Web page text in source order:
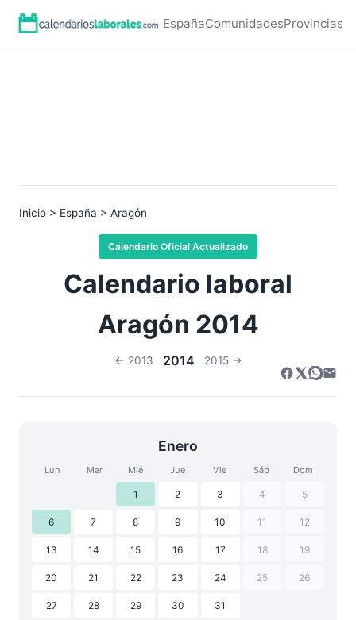
EspañaComunidadesProvincias
Inicio > España > Aragón
Calendario Oficial Actualizado
Calendario laboral
Aragón 2014
← 2013 2014 2015 →
Enero
Lun Mar Mié Jue Vie Sáb Dom
1 2 3 4 5
6 7 8 9 10 11 12
13 14 15 16 17 18 19
20 21 22 23 24 25 26
27 28 29 30 31